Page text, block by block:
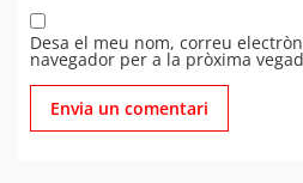
Desa el meu nom, correu
navegador per a la pròxima